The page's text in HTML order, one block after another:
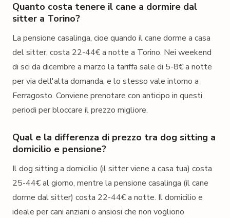
Quanto costa tenere il cane a dormire dal
sitter a Torino?
La pensione casalinga, cioe quando il cane dorme a casa
del sitter, costa 22-44€ a notte a Torino. Nei weekend
di sci da dicembre a marzo la tariffa sale di 5-8€ a notte
per via dell'alta domanda, e lo stesso vale intorno a
Ferragosto. Conviene prenotare con anticipo in questi
periodi per bloccare il prezzo migliore.
Qual e la differenza di prezzo tra dog sitting a
domicilio e pensione?
Il dog sitting a domicilio (il sitter viene a casa tua) costa
25-44€ al giorno, mentre la pensione casalinga (il cane
dorme dal sitter) costa 22-44€ a notte. Il domicilio e
ideale per cani anziani o ansiosi che non vogliono